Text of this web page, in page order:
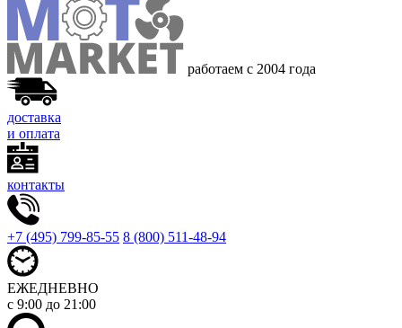
работаем с 2004 года
доставка
и оплата
контакты
+7 (495) 799-85-55 8 (800) 511-48-94
ЕЖЕДНЕВНО
с 9:00 до 21:00